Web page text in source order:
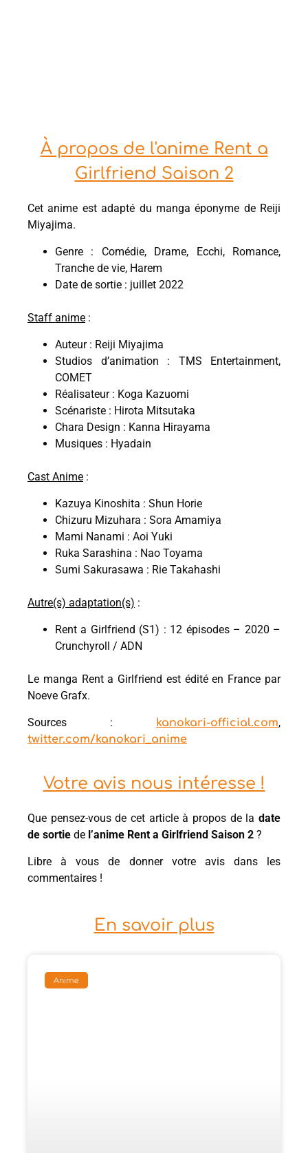
À propos de l'anime Rent a
Girlfriend Saison 2
Cet anime est adapté du manga éponyme de Reiji
Miyajima.
Genre : Comédie, Drame, Ecchi, Romance,
Tranche de vie, Harem
Date de sortie : juillet 2022
Staff anime :
Auteur : Reiji Miyajima
Studios d’animation : TMS Entertainment,
COMET
Réalisateur : Koga Kazuomi
Scénariste : Hirota Mitsutaka
Chara Design : Kanna Hirayama
Musiques : Hyadain
Cast Anime :
Kazuya Kinoshita : Shun Horie
Chizuru Mizuhara : Sora Amamiya
Mami Nanami : Aoi Yuki
Ruka Sarashina : Nao Toyama
Sumi Sakurasawa : Rie Takahashi
Autre(s) adaptation(s) :
Rent a Girlfriend (S1) : 12 épisodes – 2020 –
Crunchyroll / ADN
Le manga Rent a Girlfriend est édité en France par
Noeve Grafx.
Sources : kanokari-official.com,
twitter.com/kanokari_anime
Votre avis nous intéresse !
Que pensez-vous de cet article à propos de la date
de sortie de l’anime Rent a Girlfriend Saison 2 ?
Libre à vous de donner votre avis dans les
commentaires !
En savoir plus
Anime